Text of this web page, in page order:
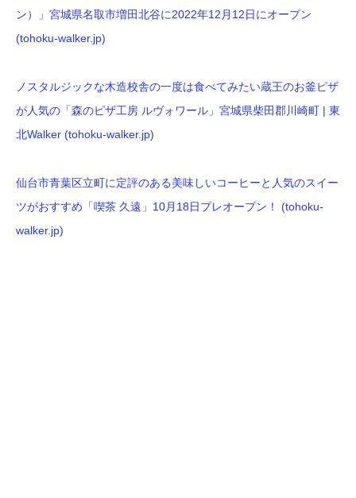
ン）」宮城県名取市増田北谷に2022年12月12日にオープン
(tohoku-walker.jp)
ノスタルジックな木造校舎の一度は食べてみたい蔵王のお釜ピザ
が人気の「森のピザ工房 ルヴォワール」宮城県柴田郡川崎町 | 東
北Walker (tohoku-walker.jp)
仙台市青葉区立町に定評のある美味しいコーヒーと人気のスイー
ツがおすすめ「喫茶 久遠」10月18日プレオープン！ (tohoku-
walker.jp)